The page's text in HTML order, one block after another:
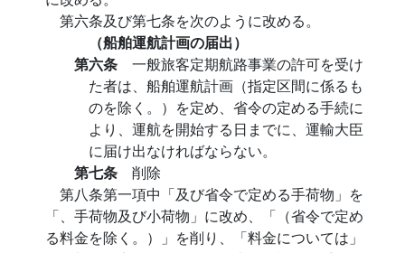
第六条及び第七条を次のように改める。
（船舶運航計画の届出）
第六条 一般旅客定期航路事業の許可を受け
た者は、船舶運航計画（指定区間に係るも
のを除く。）を定め、省令の定める手続に
より、運航を開始する日までに、運輸大臣
に届け出なければならない。
第七条 削除
第八条第一項中「及び省令で定める手荷物」を
「、手荷物及び小荷物」に改め、「（省令で定め
る料金を除く。）」を削り、「料金については」